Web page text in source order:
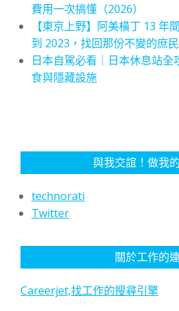
費用一次搞懂（2026）
【東京上野】阿美橫丁 13 年
到 2023，找回那份不變的庶
日本自駕必看｜日本休息站全
食與隱藏設施
與我交誼！做我
technorati
Twitter
關於工作的
Careerjet,找工作的搜尋引擎